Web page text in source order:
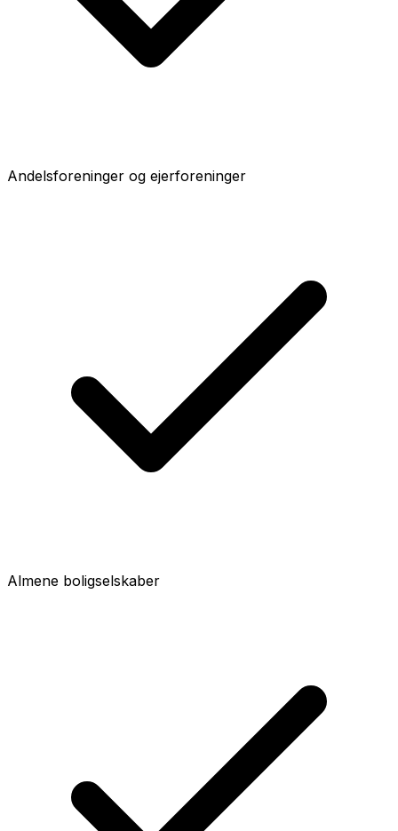
Andelsforeninger og ejerforeninger
Almene boligselskaber